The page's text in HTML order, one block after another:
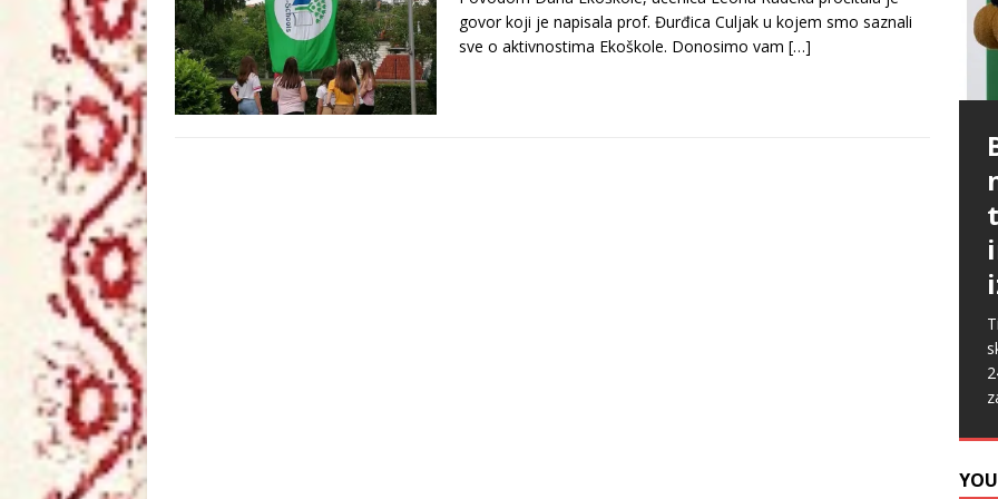
govor koji je napisala prof. Đurđica Culjak u kojem smo saznali
sve o aktivnostima Ekoškole. Donosimo vam […]
[…]